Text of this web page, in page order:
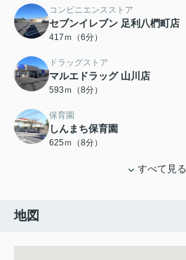
コンビニエンスストア
セブンイレブン 足利八椚町店
417ｍ（6分）
ドラッグストア
マルエドラッグ 山川店
593ｍ（8分）
保育園
しんまち保育園
625ｍ（8分）
すべて見る
地図